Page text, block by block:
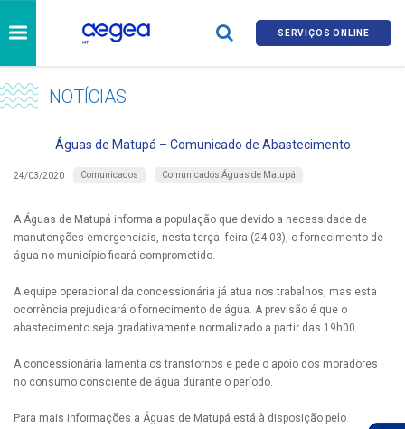
SERVIÇOS ONLINE
NOTÍCIAS
Águas de Matupá – Comunicado de Abastecimento
24/03/2020 Comunicados Comunicados Águas de Matupá
A Águas de Matupá informa a população que devido a necessidade de
manutenções emergenciais, nesta terça- feira (24.03), o fornecimento de
água no município ficará comprometido.
A equipe operacional da concessionária já atua nos trabalhos, mas esta
ocorrência prejudicará o fornecimento de água. A previsão é que o
abastecimento seja gradativamente normalizado a partir das 19h00.
A concessionária lamenta os transtornos e pede o apoio dos moradores
no consumo consciente de água durante o período.
Para mais informações a Águas de Matupá está à disposição pelo